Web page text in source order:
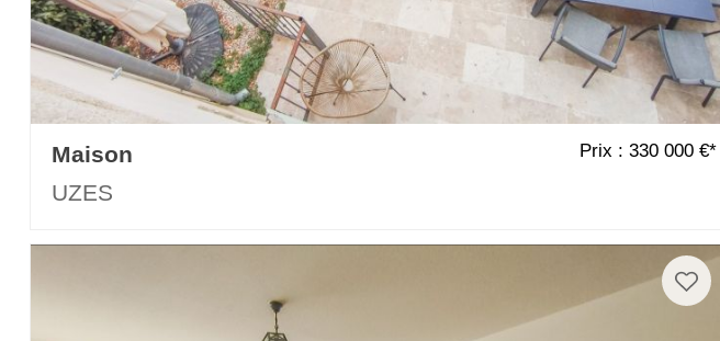
Maison
UZES
Prix : 330 000 €*